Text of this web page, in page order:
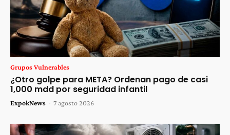
Grupos Vulnerables
¿Otro golpe para META? Ordenan pago de casi
1,000 mdd por seguridad infantil
ExpokNews - 7 agosto 2026